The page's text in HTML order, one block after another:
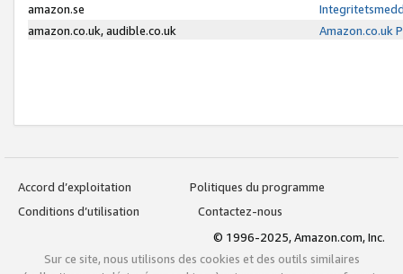
amazon.se
amazon.co.uk, audible.co.uk
Amazon.co.uk
Accord d’exploitation
Politiques du programme
Conditions d’utilisation
Contactez-nous
© 1996-2025, Amazon.com, Inc.
Sur ce site, nous utilisons des cookies et des outils similaires